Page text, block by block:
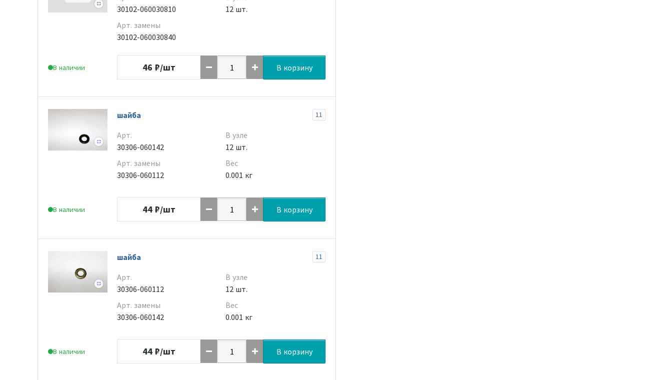
В наличии
30102-060030810
Арт. замены
30102-060030840
12 шт.
46 ₽/шт В корзину
В наличии
шайба 11
Арт.
30306-060142
Арт. замены
30306-060112
В узле
12 шт.
Вес
0.001 кг
44 ₽/шт В корзину
В наличии
шайба 11
Арт.
30306-060112
Арт. замены
30306-060142
В узле
12 шт.
Вес
0.001 кг
44 ₽/шт В корзину